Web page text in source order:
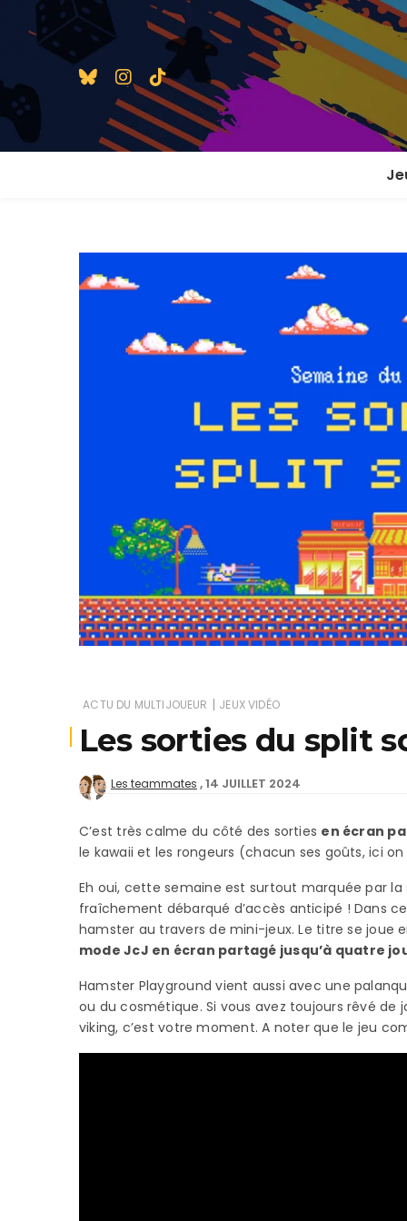
2
ACTU DU MULTIJOUEUR | JEUX VIDÉO
Les sorties du split
Les teammates 14 JUILLET 2024
C’est très calme du côté des sorties en écran
le kawaii et les rongeurs (chacun ses goûts, ici
Eh oui, cette semaine est surtout marquée par
fraîchement débarqué d’accès anticipé ! Dans
hamster au travers de mini-jeux. Le titre se joue
mode JcJ en écran partagé jusqu’à quatre
Hamster Playground vient aussi avec une
ou du cosmétique. Si vous avez toujours rêvé
viking, c’est votre moment. A noter que le jeu